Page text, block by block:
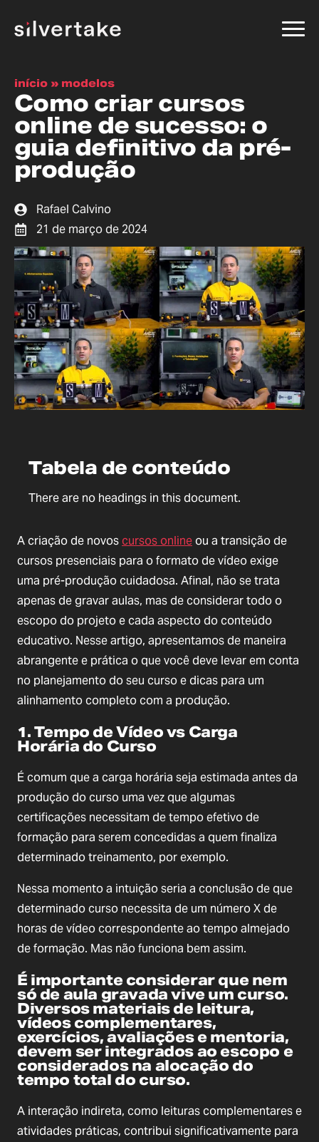
início » modelos
Como criar cursos
online de sucesso: o
guia definitivo da pré-
produção
Rafael Calvino
21 de março de 2024
Tabela de conteúdo
There are no headings in this document.
A criação de novoscursos onlineou a transição de
cursos presenciais para o formato de vídeo exige
uma pré-produção cuidadosa. Afinal, não se trata
apenas de gravar aulas, mas de considerar todo o
escopo do projeto e cada aspecto do conteúdo
educativo. Nesse artigo, apresentamos de maneira
abrangente e prática o que você deve levar em conta
no planejamento do seu curso e dicas para um
alinhamento completo com a produção.
1. Tempo de Vídeo vs Carga
Horária do Curso
É comum que a carga horária seja estimada antes da
produção do curso uma vez que algumas
certificações necessitam de tempo efetivo de
formação para serem concedidas a quem finaliza
determinado treinamento, por exemplo.
Nessa momento a intuição seria a conclusão de que
determinado curso necessita de um número X de
horas de vídeo correspondente ao tempo almejado
de formação. Mas não funciona bem assim.
É importante considerar que nem
só de aula gravada vive um curso.
Diversos materiais de leitura,
vídeos complementares,
exercícios, avaliações e mentoria,
devem ser integrados ao escopo e
considerados na alocação do
tempo total do curso.
A interação indireta, como leituras complementares e
atividades práticas, contribui significativamente para